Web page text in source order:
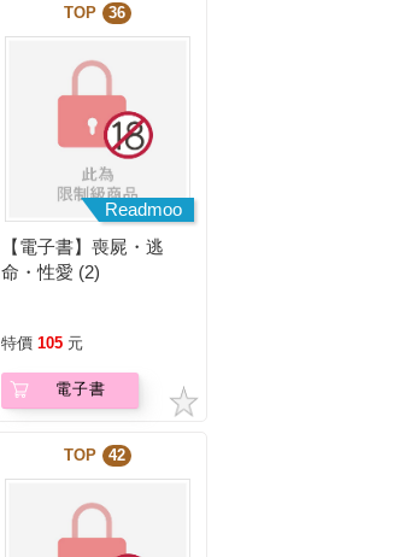
TOP 36
Readmoo
【電子書】喪屍・逃
命・性愛 (2)
特價 105 元
電子書
TOP 42